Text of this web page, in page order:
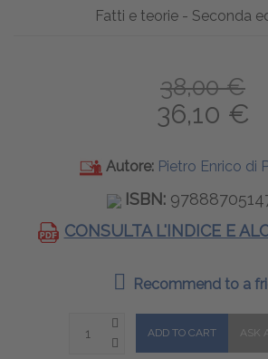
Fatti e teorie - Seconda
38,00 €
36,10 €
Autore: Pietro Enrico di
ISBN:
CONSULTA L'INDICE E
Recommend to a